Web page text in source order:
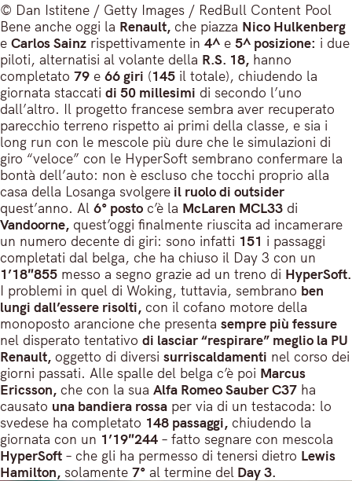
© Dan Istitene / Getty Images / RedBull Content Pool
Bene anche oggi la Renault, che piazza Nico Hulkenberg
e Carlos Sainz rispettivamente in 4^ e 5^ posizione: i due
piloti, alternatisi al volante della R.S. 18, hanno
completato 79 e 66 giri (145 il totale), chiudendo la
giornata staccati di 50 millesimi di secondo l’uno
dall’altro. Il progetto francese sembra aver recuperato
parecchio terreno rispetto ai primi della classe, e sia i
long run con le mescole più dure che le simulazioni di
giro “veloce” con le HyperSoft sembrano confermare la
bontà dell’auto: non è escluso che tocchi proprio alla
casa della Losanga svolgere il ruolo di outsider
quest’anno. Al 6° posto c’è la McLaren MCL33 di
Vandoorne, quest’oggi finalmente riuscita ad incamerare
un numero decente di giri: sono infatti 151 i passaggi
completati dal belga, che ha chiuso il Day 3 con un
1’18″855 messo a segno grazie ad un treno di HyperSoft.
I problemi in quel di Woking, tuttavia, sembrano ben
lungi dall’essere risolti, con il cofano motore della
monoposto arancione che presenta sempre più fessure
nel disperato tentativo di lasciar “respirare” meglio la PU
Renault, oggetto di diversi surriscaldamenti nel corso dei
giorni passati. Alle spalle del belga c’è poi Marcus
Ericsson, che con la sua Alfa Romeo Sauber C37 ha
causato una bandiera rossa per via di un testacoda: lo
svedese ha completato 148 passaggi, chiudendo la
giornata con un 1’19″244 – fatto segnare con mescola
HyperSoft – che gli ha permesso di tenersi dietro Lewis
Hamilton, solamente 7° al termine del Day 3.